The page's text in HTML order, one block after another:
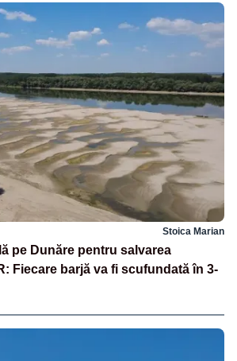
Stoica Marian
pe Dunăre pentru salvarea
Fiecare barjă va fi scufundată în 3-